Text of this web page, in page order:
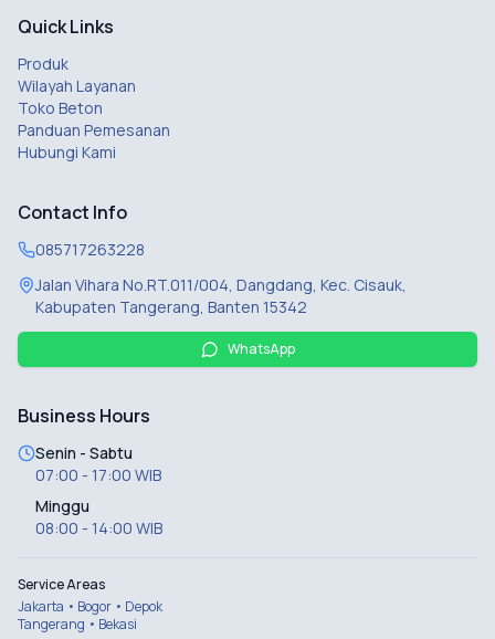
Quick Links
Produk
Wilayah Layanan
Toko Beton
Panduan Pemesanan
Hubungi Kami
Contact Info
085717263228
Jalan Vihara No.RT.011/004, Dangdang, Kec. Cisauk,
Kabupaten Tangerang, Banten 15342
WhatsApp
Business Hours
Senin - Sabtu
07:00 - 17:00 WIB
Minggu
08:00 - 14:00 WIB
Service Areas
Jakarta • Bogor • Depok
Tangerang • Bekasi